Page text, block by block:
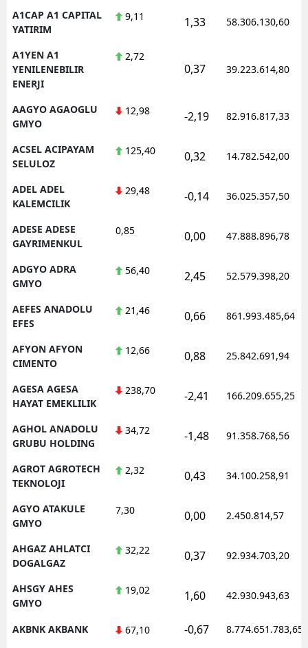
A1CAP A1 CAPITAL
YATIRIM
9,11 1,33 58.306.130,60
A1YEN A1
YENILENEBILIR
ENERJI
2,72
0,37 39.223.614,80
AAGYO AGAOGLU
GMYO
12,98 -2,19 82.916.817,33
ACSEL ACIPAYAM
SELULOZ
125,40 0,32 14.782.542,00
ADEL ADEL
KALEMCILIK
29,48 -0,14 36.025.357,50
ADESE ADESE
GAYRIMENKUL
0,85 0,00 47.888.896,78
ADGYO ADRA
GMYO
56,40 2,45 52.579.398,20
AEFES ANADOLU
EFES
21,46 0,66 861.993.485,64
AFYON AFYON
CIMENTO
12,66 0,88 25.842.691,94
AGESA AGESA
HAYAT EMEKLILIK
238,70 -2,41 166.209.655,25
AGHOL ANADOLU
GRUBU HOLDING
34,72 -1,48 91.358.768,56
AGROT AGROTECH
TEKNOLOJI
2,32 0,43 34.100.258,91
AGYO ATAKULE
GMYO
7,30 0,00 2.450.814,57
AHGAZ AHLATCI
DOGALGAZ
32,22 0,37 92.934.703,20
AHSGY AHES
GMYO
19,02 1,60 42.930.943,63
AKBNK AKBANK 67,10 -0,67 8.774.651.783,65